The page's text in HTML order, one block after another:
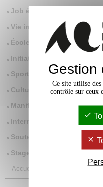
Job étudiant
Vie institutionnelle
École doctorale
Initiatives et vie étudiantes
Sport
Culture
Manifestations
International
Soutenances de thèses
Stages
Accueil
Gestion
Ce site utilise
contrôle sur ceux